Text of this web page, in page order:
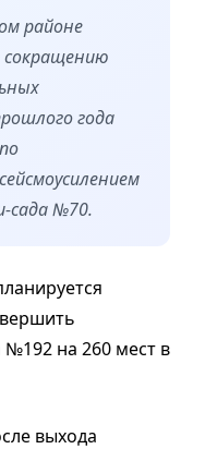
районе
года
сада №70.
№192 на 260 мест в
выхода